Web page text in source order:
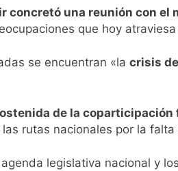
concretó una reunión con
que hoy atraviesa
se encuentran «la crisis
de la coparticipación
rutas nacionales por la falta
legislativa nacional y